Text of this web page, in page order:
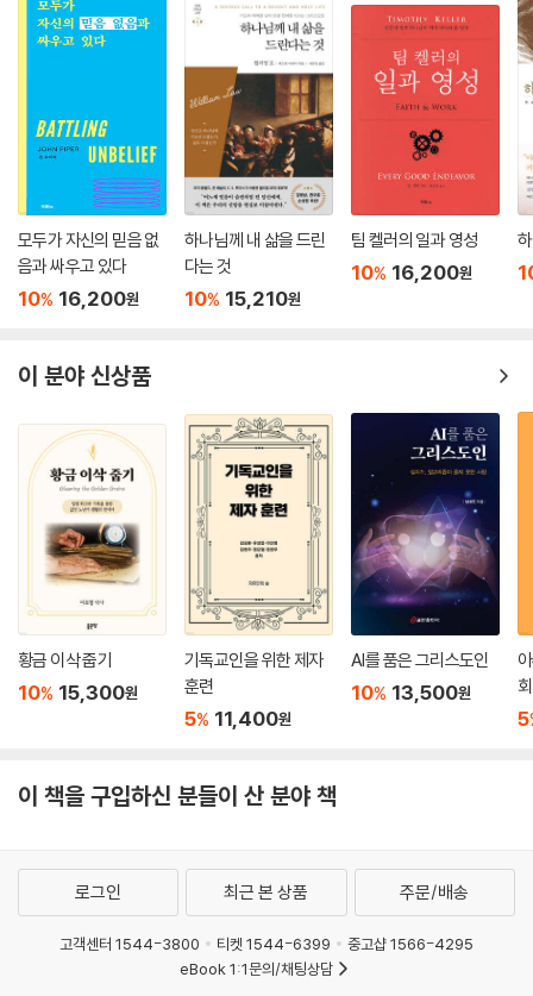
모두가 자신의 믿음 없
음과 싸우고 있다
10% 16,200원
하나님께 내 삶을 드린
다는 것
10% 15,210원
팀 켈러의 일과 영성
10% 16,200원
이 분야 신상품
황금 이삭 줍기
10% 15,300원
기독교인을 위한 제자
훈련
5% 11,400원
AI를 품은 그리스도인
10% 13,500원
회
5
이 책을 구입하신 분들이 산 분야 책
로그인 최근 본 상품 주문/배송
고객센터 1544-3800 티켓 1544-6399
중고샵 1566-4295
eBook 1:1문의/채팅상담